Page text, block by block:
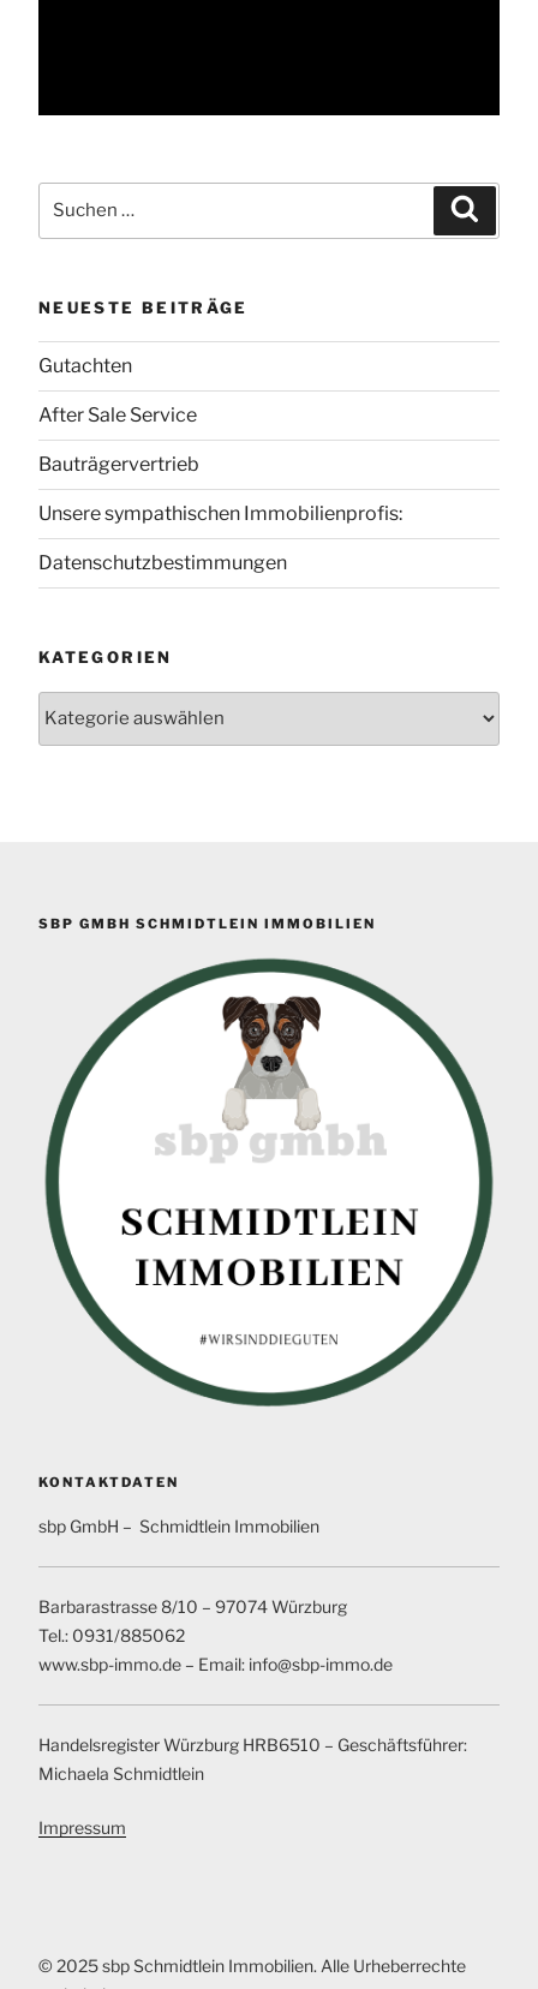
nach:
NEUESTE BEITRÄGE
Gutachten
After Sale Service
Bauträgervertrieb
Unsere sympathischen Immobilienprofis:
Datenschutzbestimmungen
KATEGORIEN
SBP GMBH SCHMIDTLEIN IMMOBILIEN
KONTAKTDATEN
sbp GmbH – Schmidtlein Immobilien
Barbarastrasse 8/10 – 97074 Würzburg
Tel.: 0931/885062
www.sbp-immo.de – Email: info@sbp-immo.de
Handelsregister Würzburg HRB6510 – Geschäftsführer:
Michaela Schmidtlein
Impressum
© 2025 sbp Schmidtlein Immobilien. Alle Urheberrechte